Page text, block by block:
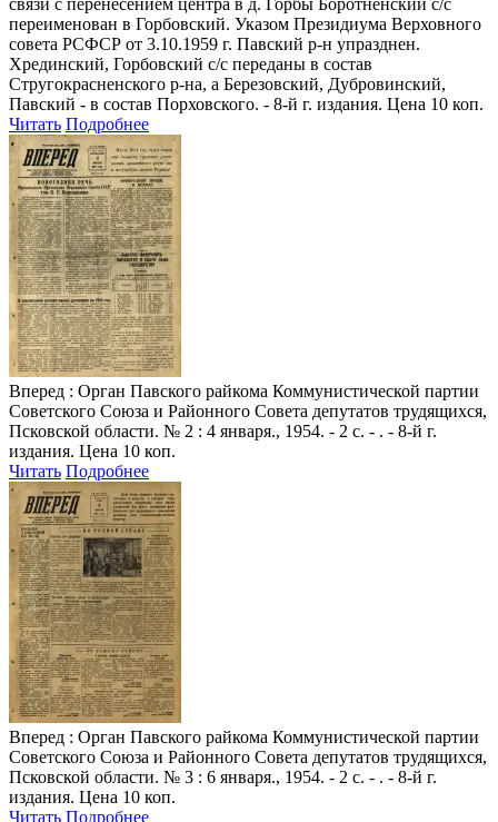
переименован в Горбовский. Указом Президиума Верховного
совета РСФСР от 3.10.1959 г. Павский р-н упразднен.
Хрединский, Горбовский с/с переданы в состав
Стругокрасненского р-на, а Березовский, Дубровинский,
Павский - в состав Порховского. - 8-й г. издания. Цена 10 коп.
Читать Подробнее
Вперед : Орган Павского райкома Коммунистической партии
Советского Союза и Районного Совета депутатов трудящихся,
Псковской области. № 2 : 4 января., 1954. - 2 с. - . - 8-й г.
издания. Цена 10 коп.
Читать Подробнее
Вперед : Орган Павского райкома Коммунистической партии
Советского Союза и Районного Совета депутатов трудящихся,
Псковской области. № 3 : 6 января., 1954. - 2 с. - . - 8-й г.
издания. Цена 10 коп.
Читать Подробнее